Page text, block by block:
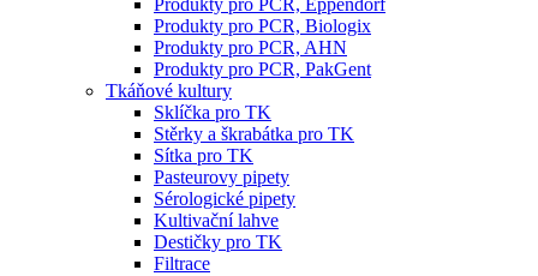
Produkty pro PCR, Biologix
Produkty pro PCR, AHN
Produkty pro PCR, PakGent
Tkáňové kultury
Sklíčka pro TK
Stěrky a škrabátka pro TK
Sítka pro TK
Pasteurovy pipety
Sérologické pipety
Kultivační lahve
Destičky pro TK
Filtrace